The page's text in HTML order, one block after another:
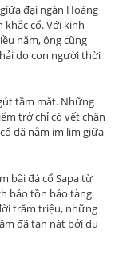
đại ngàn Hoàng
khắc cổ. Với kinh
năm, ông cũng
do con người thời
tầm mắt. Những
trở chỉ có vết chân
đã nằm im lìm giữa
bãi đá cổ Sapa từ
bảo tồn bảo tàng
trăm triệu, những
đã tan nát bởi du